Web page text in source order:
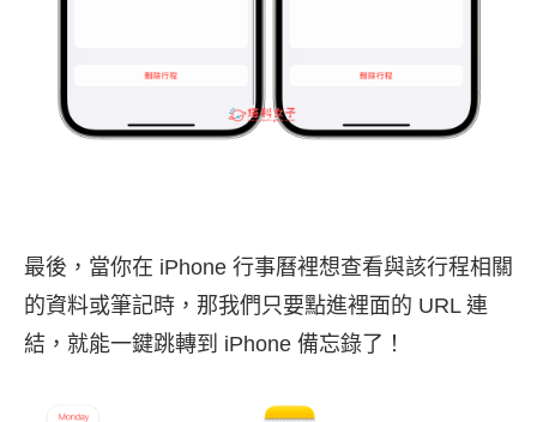
最後，當你在 iPhone 行事曆裡想查看與該行程相關
的資料或筆記時，那我們只要點進裡面的 URL 連
結，就能一鍵跳轉到 iPhone 備忘錄了！